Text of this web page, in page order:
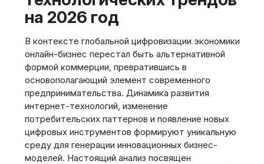
на 2026 год
В контексте глобальной цифровизации экономики
онлайн-бизнес перестал быть альтернативной
формой коммерции, превратившись в
основополагающий элемент современного
предпринимательства. Динамика развития
интернет-технологий, изменение
потребительских паттернов и появление новых
цифровых инструментов формируют уникальную
среду для генерации инновационных бизнес-
моделей. Настоящий анализ посвящен